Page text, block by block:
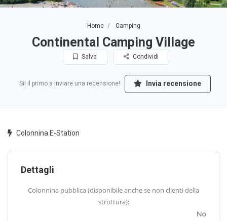
Home Camping
Continental Camping Village
Salva Condividi
Sii il primo a inviare una recensione! Invia recensione
Colonnina E-Station
Dettagli
Colonnina pubblica (disponibile anche se non clienti della
struttura):
No